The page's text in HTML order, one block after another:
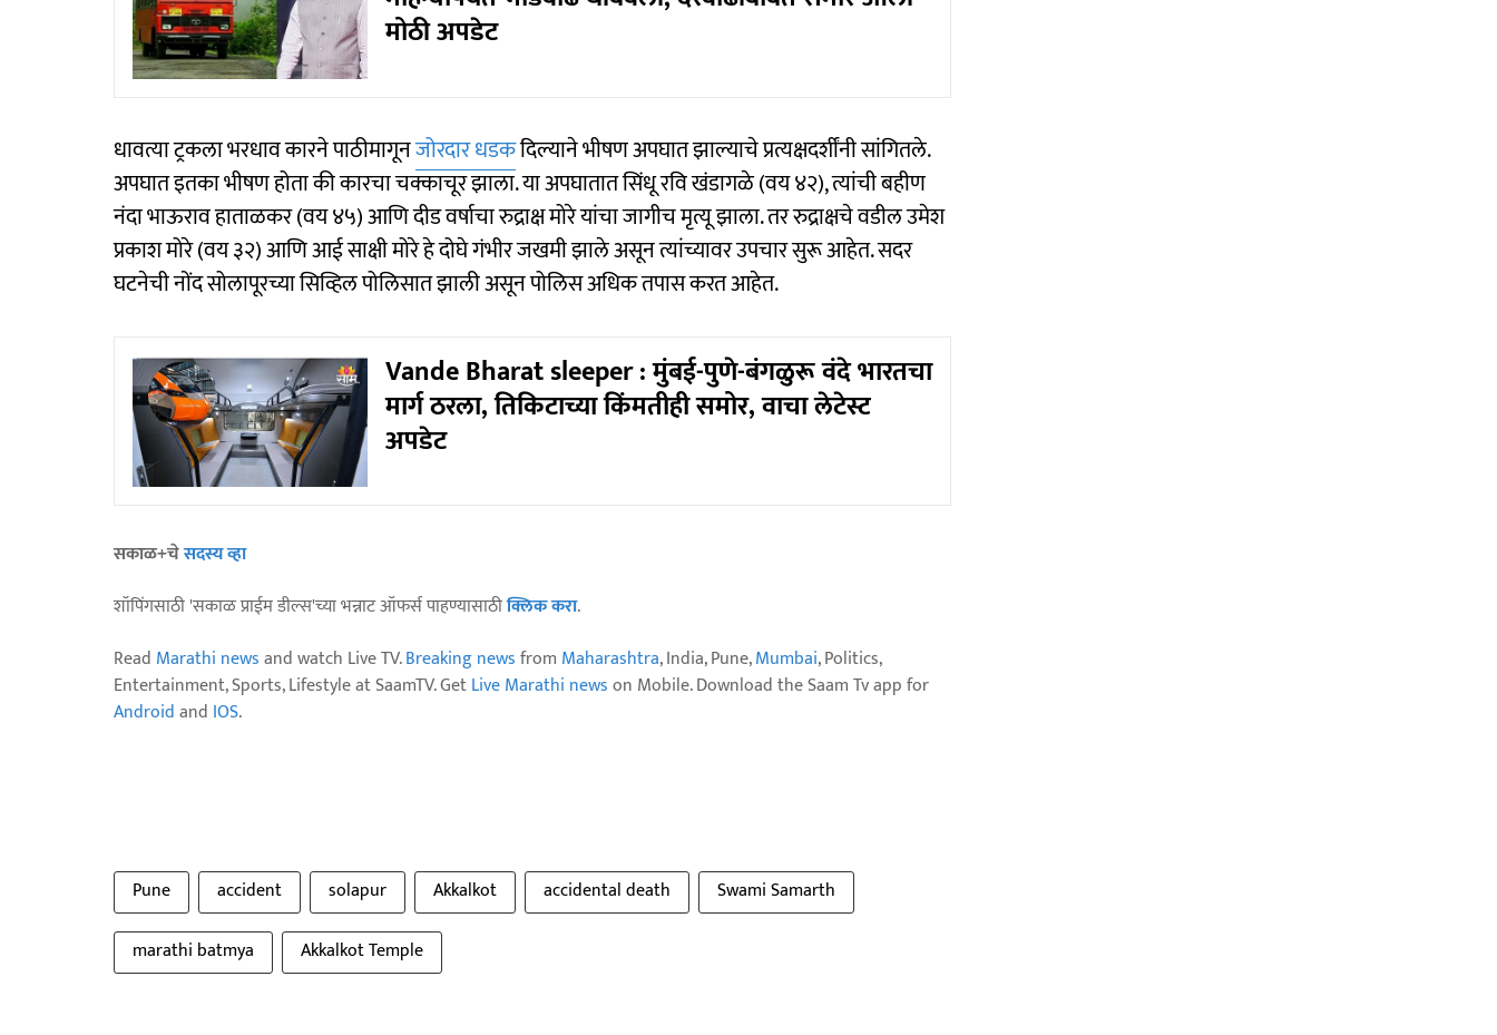
मोठी अपडेट
धावत्या ट्रकला भरधाव कारने पाठीमागूनजोरदार धडकदिल्याने भीषण अपघात झाल्याचे प्रत्यक्षदर्शींनी सांगितले.
अपघात इतका भीषण होता की कारचा चक्काचूर झाला. या अपघातात सिंधू रवि खंडागळे (वय ४२), त्यांची बहीण
नंदा भाऊराव हाताळकर (वय ४५) आणि दीड वर्षाचा रुद्राक्ष मोरे यांचा जागीच मृत्यू झाला. तर रुद्राक्षचे वडील उमेश
प्रकाश मोरे (वय ३२) आणि आई साक्षी मोरे हे दोघे गंभीर जखमी झाले असून त्यांच्यावर उपचार सुरू आहेत. सदर
घटनेची नोंद सोलापूरच्या सिव्हिल पोलिसात झाली असून पोलिस अधिक तपास करत आहेत.
Vande Bharat sleeper : मुंबई-पुणे-बंगळुरू वंदे भारतचा
मार्ग ठरला, तिकिटाच्या किंमतीही समोर, वाचा लेटेस्ट
अपडेट
सकाळ+चेसदस्य व्हा
शॉपिंगसाठी 'सकाळ प्राईम डील्स'च्या भन्नाट ऑफर्स पाहण्यासाठीक्लिक करा.
Read Marathi newsand watch Live TV.Breaking newsfrom Maharashtra, India, Pune,Mumbai, Politics,
Entertainment, Sports, Lifestyle at SaamTV. GetLive Marathi newson Mobile. Download the Saam Tv app for
Androidand IOS.
Pune accident solapur Akkalkot accidental death
Swami Samarth
marathi batmya
Akkalkot Temple